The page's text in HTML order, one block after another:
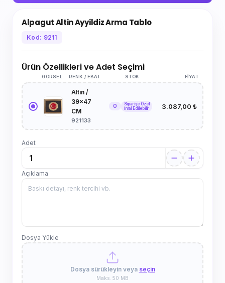
Alpagut Altin Ayyildiz Arma Tablo
Kod: 9211
Ürün Özellikleri ve Adet Seçimi
GÖRSEL RENK / EBAT STOK FIYAT
Altın /
39x47
CM
921133
0
Siparişe Özel
İmal Edilebilir
3.087,00 ₺
Adet
Açıklama
Dosya Yükle
Dosya sürükleyin veya seçin
Maks. 50 MB